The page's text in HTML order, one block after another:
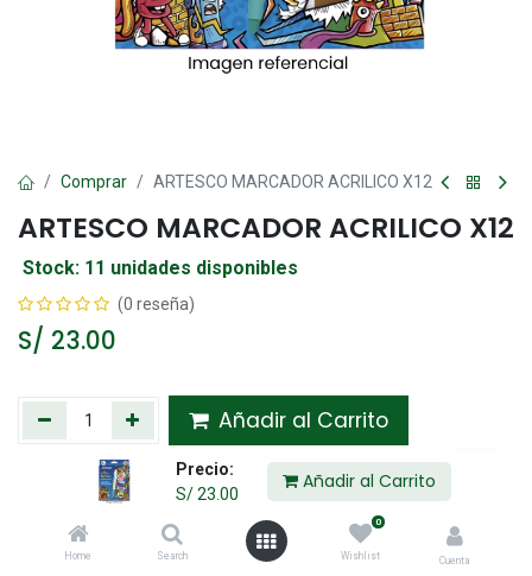
Precio:
S/23.00
Añadir al Carrito
Home Search
0
Wishlist Cuenta
Comprar ARTESCO MARCADOR ACRILICO X12
ARTESCO MARCADOR ACRILICO X12
Stock: 11 unidades disponibles
(0 reseña)
S/ 23.00
Añadir al Carrito
Agregar a la lista de deseos
Compartir :